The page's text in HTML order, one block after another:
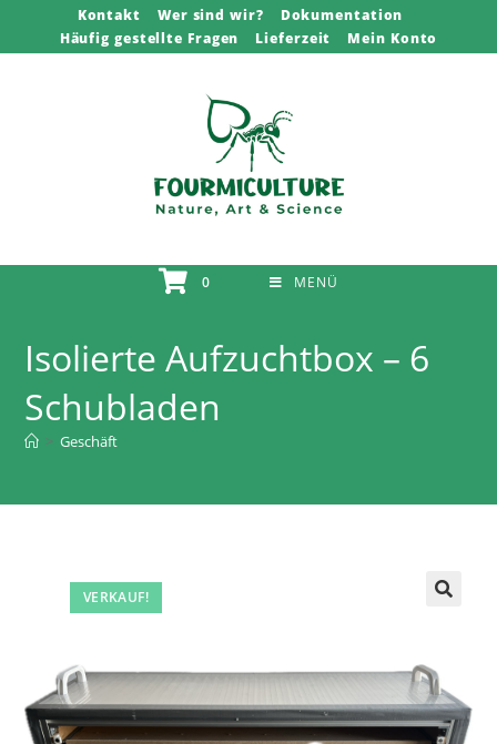
Kontakt Wer sind wir?
Dokumentation
Häufig gestellte Fragen
Lieferzeit Mein Konto
0 MENÜ
Isolierte Aufzuchtbox – 6
Schubladen
> Geschäft
VERKAUF!